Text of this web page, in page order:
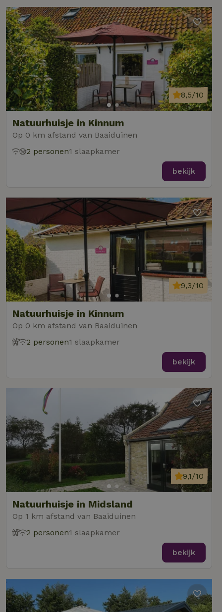
Natuurhuisje in Kinnum
Op 0 km afstand van Baaiduinen
8,5/10
2 personen1 slaapkamer
bekijk
Natuurhuisje in Kinnum
Op 0 km afstand van Baaiduinen
9,3/10
2 personen1 slaapkamer
bekijk
Natuurhuisje in Midsland
Op 1 km afstand van Baaiduinen
9,1/10
2 personen1 slaapkamer
bekijk